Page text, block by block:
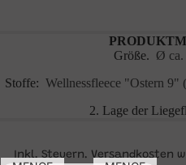
Größe. Ø ca.
Stoffe: Wellnessfleece "Ostern 9"
2. Lage der
Inkl. Steuern. Versandkosten